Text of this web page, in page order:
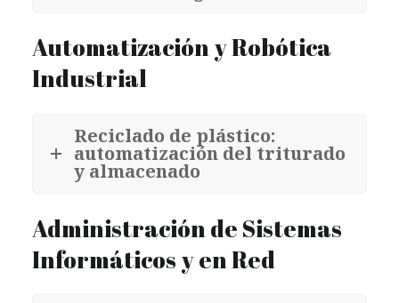
Automatización y Robótica
Industrial
Reciclado de plástico:
automatización del triturado
y almacenado
Administración de Sistemas
Informáticos y en Red